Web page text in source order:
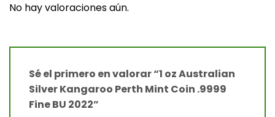
No hay valoraciones aún.
Sé el primero en valorar “1 oz Australian
Silver Kangaroo Perth Mint Coin .9999
Fine BU 2022”